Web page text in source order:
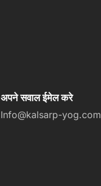
अपने सवाल ईमेल करे
Info@kalsarp-yog.com